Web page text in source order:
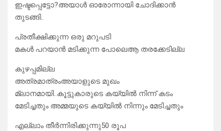
ഇഷ്ടപ്പെട്ടോ?അയാൾ ഓരോന്നായി ചോദിക്കാൻ
തുടങ്ങി..
പ്രതീക്ഷിക്കുന്ന ഒരു മറുപടി
മകൾ പറയാൻ മടിക്കുന്ന പോലെആ തരക്കേടില്ല
കുഴപ്പമില്ല
അത്രമാത്രംഅയാളുടെ മുഖം
മ്ലാനമായി..കൂട്ടുകാരുടെ കയ്യിൽ നിന്ന് കടം
മേടിച്ചതും അമ്മയുടെ കയ്യിൽ നിന്നും മേടിച്ചതും
എല്ലാം തീർന്നിരിക്കുന്നു50 രൂപ